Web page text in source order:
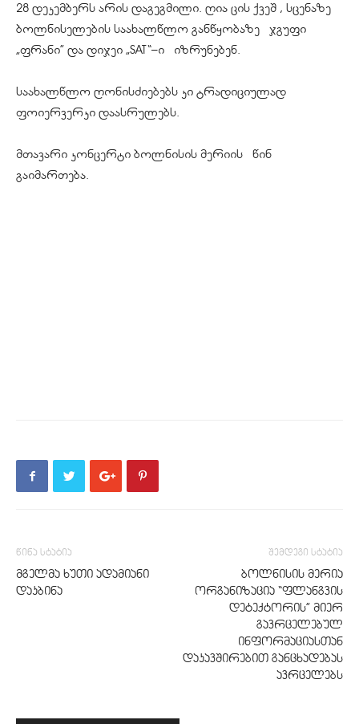
28 დეკემბერს არის დაგეგმილი. ღია ცის ქვეშ , სცენაზე
ბოლნისელების საახალწლო განწყობაზე ჯგუფი
„ფრანი” და დიჯეი „SAT“–ი იზრუნებენ.
საახალწლო ღონისძიებებს კი ტრადიციულად
ფოიერვერკი დაასრულებს.
მთავარი კონცერტი ბოლნისის მერიის წინ
გაიმართება.
წინა სტატია
მგელმა ხუთი ადამიანი
დაკბინა
შემდეგი სტატია
ბოლნისის მერია
ორგანიზაცია “ფლანგვის
დეტექტორის” მიერ
გავრცელებულ
ინფორმაციასთან
დაკავშირებით განცხადებას
ავრცელებს